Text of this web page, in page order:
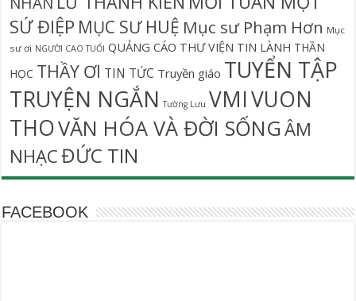
SỨ ĐIỆP MỤC SƯ HUỆ Mục sư Phạm Hơn Mục
sư ơi NGƯỜI CAO TUỔI QUẢNG CÁO THƯ VIỆN TIN LÀNH THẦN
HỌC THẦY ƠI TIN TỨC Truyền giáo TUYỂN TẬP
TRUYỆN NGẮN Tường Lưu VMIVUON
THOVĂN HÓA VÀ ĐỜI SỐNGÂM
NHẠCĐỨC TIN
FACEBOOK